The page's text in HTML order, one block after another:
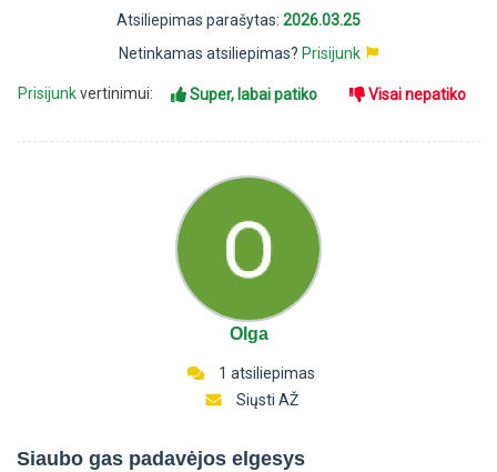
Atsiliepimas parašytas: 2026.03.25
Netinkamas atsiliepimas? Prisijunk
Prisijunkvertinimui: Super, labai patiko Visai nepatiko
Olga
1 atsiliepimas
Siųsti AŽ
Siaubo gas padavėjos elgesys